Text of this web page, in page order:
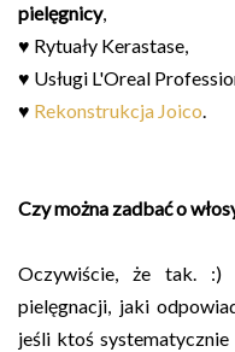
pielęgnicy,
♥ Rytuały Kerastase,
♥ Usługi L'Oreal
♥ Rekonstrukcja Joico.
Czy można zadbać o
Oczywiście, że tak.
pielęgnacji, jaki
jeśli ktoś